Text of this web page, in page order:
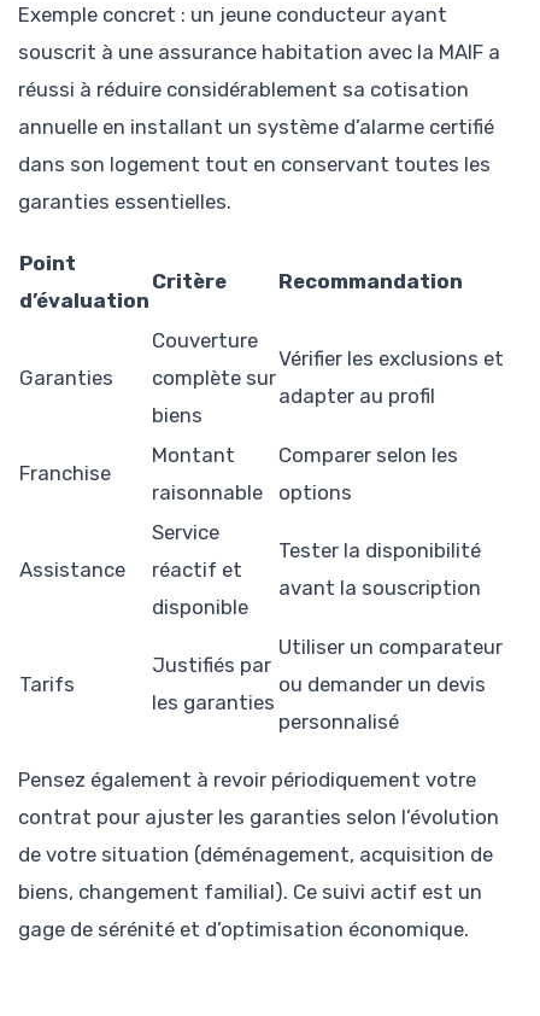
Exemple concret : un jeune conducteur ayant
souscrit à une assurance habitation avec la MAIF a
réussi à réduire considérablement sa cotisation
annuelle en installant un système d’alarme certifié
dans son logement tout en conservant toutes les
garanties essentielles.
Point
d’évaluation
Critère Recommandation
Garanties
Couverture
complète sur
biens
Vérifier les exclusions et
adapter au profil
Franchise
Montant
raisonnable
Comparer selon les
options
Assistance
Service
réactif et
disponible
Tester la disponibilité
avant la souscription
Tarifs
Justifiés par
les garanties
Utiliser un comparateur
ou demander un devis
personnalisé
Pensez également à revoir périodiquement votre
contrat pour ajuster les garanties selon l’évolution
de votre situation (déménagement, acquisition de
biens, changement familial). Ce suivi actif est un
gage de sérénité et d’optimisation économique.